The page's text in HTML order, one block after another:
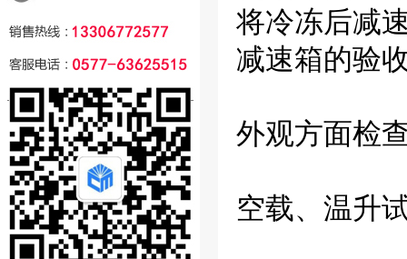
将冷冻后减
减速箱的验
外观方面检
空载、温升